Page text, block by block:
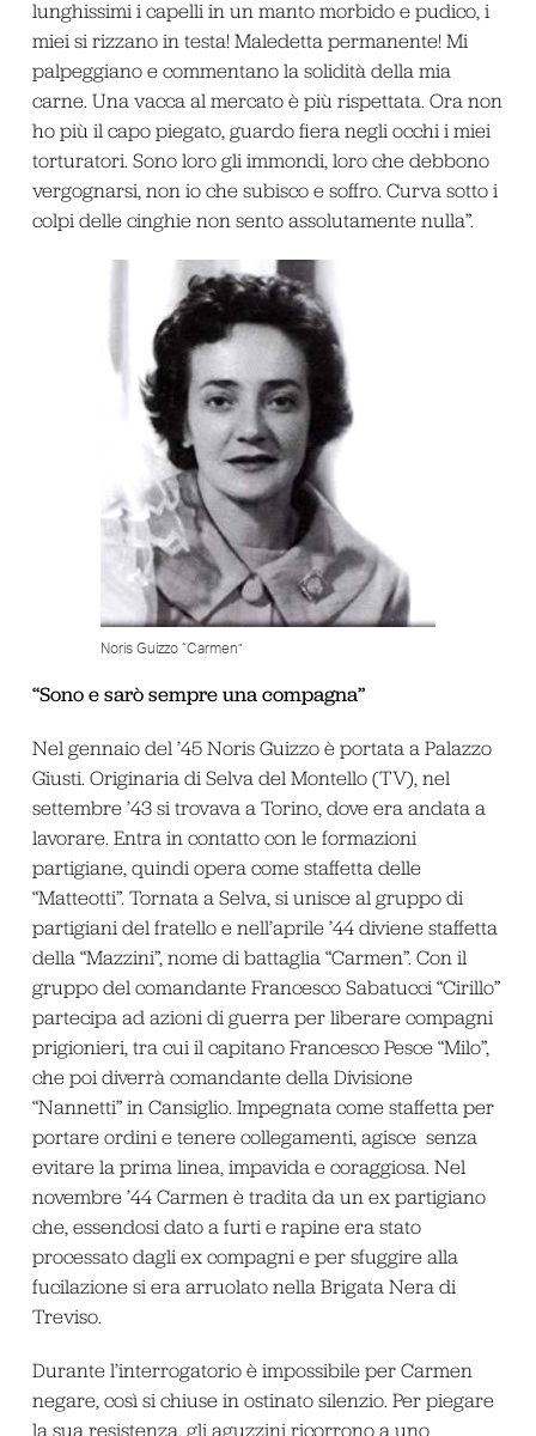
lunghissimi i capelli in un manto morbido e pudico, i
miei si rizzano in testa! Maledetta permanente! Mi
palpeggiano e commentano la solidità della mia
carne. Una vacca al mercato è più rispettata. Ora non
ho più il capo piegato, guardo fiera negli occhi i miei
torturatori. Sono loro gli immondi, loro che debbono
vergognarsi, non io che subisco e soffro. Curva sotto i
colpi delle cinghie non sento assolutamente nulla”.
Noris Guizzo “Carmen”
“Sono e sarò sempre una compagna”
Nel gennaio del ’45 Noris Guizzo è portata a Palazzo
Giusti. Originaria di Selva del Montello (TV), nel
settembre ’43 si trovava a Torino, dove era andata a
lavorare. Entra in contatto con le formazioni
partigiane, quindi opera come staffetta delle
“Matteotti”. Tornata a Selva, si unisce al gruppo di
partigiani del fratello e nell’aprile ’44 diviene staffetta
della “Mazzini”, nome di battaglia “Carmen”. Con il
gruppo del comandante Francesco Sabatucci “Cirillo”
partecipa ad azioni di guerra per liberare compagni
prigionieri, tra cui il capitano Francesco Pesce “Milo”,
che poi diverrà comandante della Divisione
“Nannetti” in Cansiglio. Impegnata come staffetta per
portare ordini e tenere collegamenti, agisce senza
evitare la prima linea, impavida e coraggiosa. Nel
novembre ’44 Carmen è tradita da un ex partigiano
che, essendosi dato a furti e rapine era stato
processato dagli ex compagni e per sfuggire alla
fucilazione si era arruolato nella Brigata Nera di
Treviso.
Durante l’interrogatorio è impossibile per Carmen
negare, così si chiuse in ostinato silenzio. Per piegare
la sua resistenza, gli aguzzini ricorrono a uno